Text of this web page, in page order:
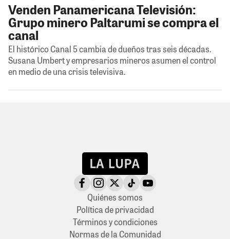
Venden Panamericana Televisión:
Grupo minero Paltarumi se compra el
canal
El histórico Canal 5 cambia de dueños tras seis décadas.
Susana Umbert y empresarios mineros asumen el control
en medio de una crisis televisiva.
Quiénes somos
Política de privacidad
Términos y condiciones
Normas de la Comunidad